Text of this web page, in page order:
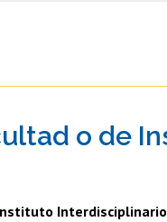
Avanzados en Educación
o de
Interdisciplinario